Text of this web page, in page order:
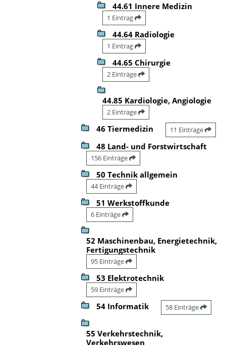
44.61 Innere Medizin
1 Eintrag
44.64 Radiologie
1 Eintrag
44.65 Chirurgie
2 Einträge
44.85 Kardiologie, Angiologie
2 Einträge
46 Tiermedizin 11 Einträge
48 Land- und Forstwirtschaft
156 Einträge
50 Technik allgemein
44 Einträge
51 Werkstoffkunde
6 Einträge
52 Maschinenbau, Energietechnik,
Fertigungstechnik
95 Einträge
53 Elektrotechnik
59 Einträge
54 Informatik 58 Einträge
55 Verkehrstechnik,
Verkehrswesen